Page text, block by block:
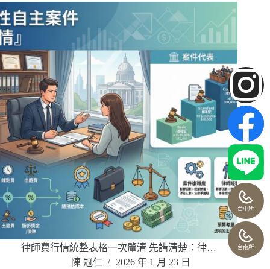
律師費行情統整表格一次釐清 先講清楚：律…
陳 冠仁
2026 年 1 月 23 日
台中所
台南所